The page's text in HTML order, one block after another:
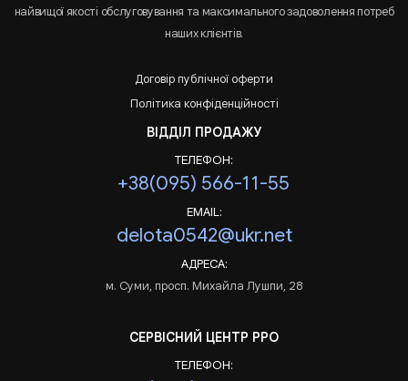
найвищої якості обслуговування та максимального задоволення потреб
наших клієнтів.
Договір публічної оферти
Політика конфіденційності
ВІДДІЛ ПРОДАЖУ
ТЕЛЕФОН:
+38(095) 566-11-55
EMAIL:
delota0542@ukr.net
АДРЕСА:
м. Суми, просп. Михайла Лушпи, 28
СЕРВІСНИЙ ЦЕНТР РРО
ТЕЛЕФОН: